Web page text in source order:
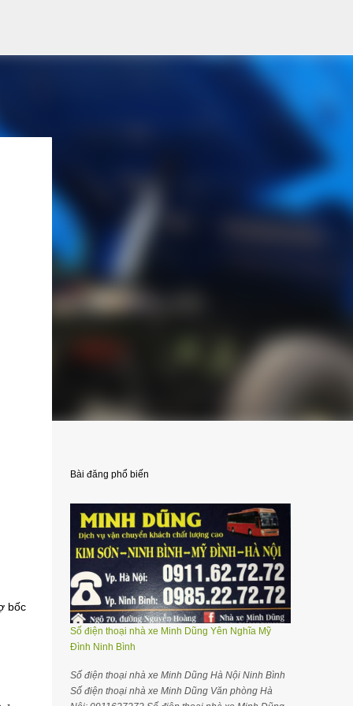
bốc
Bài đăng phổ biến
Số điện thoại nhà xe Minh Dũng Yên Nghĩa Mỹ
Đình Ninh Bình
Số điện thoại nhà xe Minh Dũng Hà Nội Ninh Bình
Số điện thoại nhà xe Minh Dũng Văn phòng Hà